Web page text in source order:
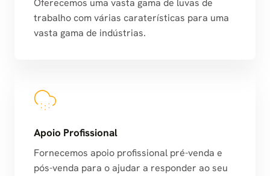
trabalho com várias caraterísticas para uma
vasta gama de indústrias.
Apoio Profissional
Fornecemos apoio profissional pré-venda e
pós-venda para o ajudar a responder ao seu